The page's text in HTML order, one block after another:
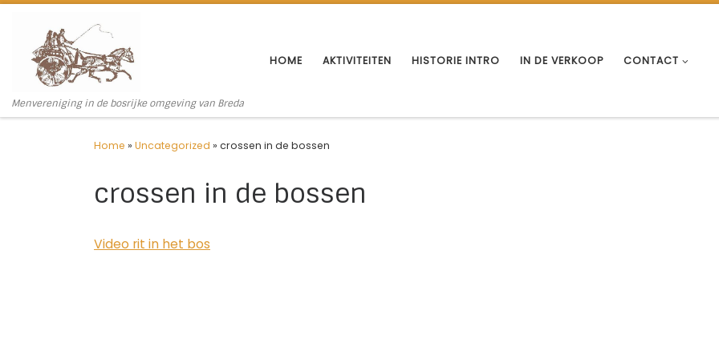
Ga naar inhoud
Menvereniging in de bosrijke omgeving van Breda
HOME AKTIVITEITEN HISTORIE INTRO IN DE VERKOOP CONTACT
Home » Uncategorized » crossen in de bossen
crossen in de bossen
Video rit in het bos